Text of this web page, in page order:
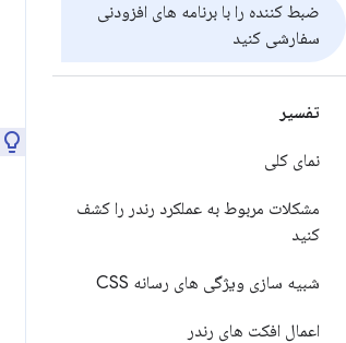
ضبط کننده را با برنامه های افزودنی
سفارشی کنید
تفسیر
نمای کلی
مشکلات مربوط به عملکرد رندر را کشف
کنید
شبیه سازی ویژگی های رسانه CSS
اعمال افکت های رندر